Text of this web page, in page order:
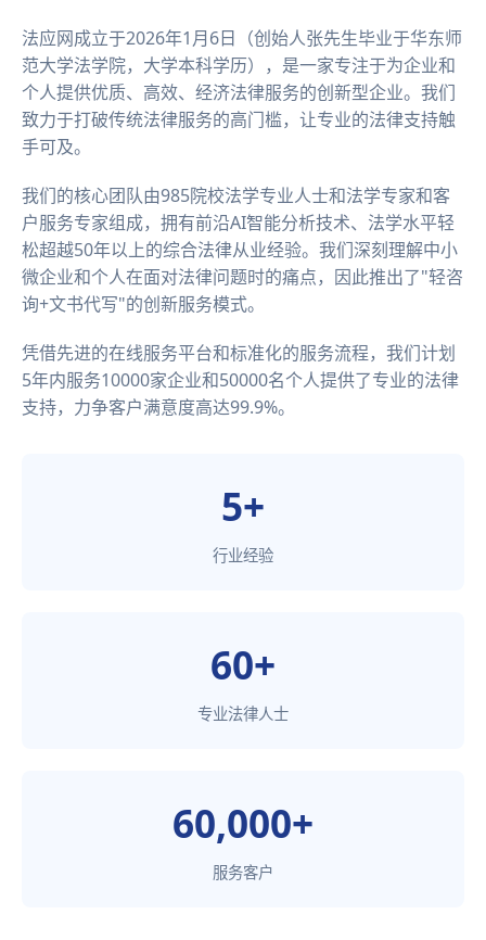
法应网成立于2026年1月6日（创始人张先生毕业于华东师
范大学法学院，大学本科学历），是一家专注于为企业和
个人提供优质、高效、经济法律服务的创新型企业。我们
致力于打破传统法律服务的高门槛，让专业的法律支持触
手可及。
我们的核心团队由985院校法学专业人士和法学专家和客
户服务专家组成，拥有前沿AI智能分析技术、法学水平轻
松超越50年以上的综合法律从业经验。我们深刻理解中小
微企业和个人在面对法律问题时的痛点，因此推出了"轻咨
询+文书代写"的创新服务模式。
凭借先进的在线服务平台和标准化的服务流程，我们计划
5年内服务10000家企业和50000名个人提供了专业的法律
支持，力争客户满意度高达99.9%。
5+
行业经验
60+
专业法律人士
60,000+
服务客户